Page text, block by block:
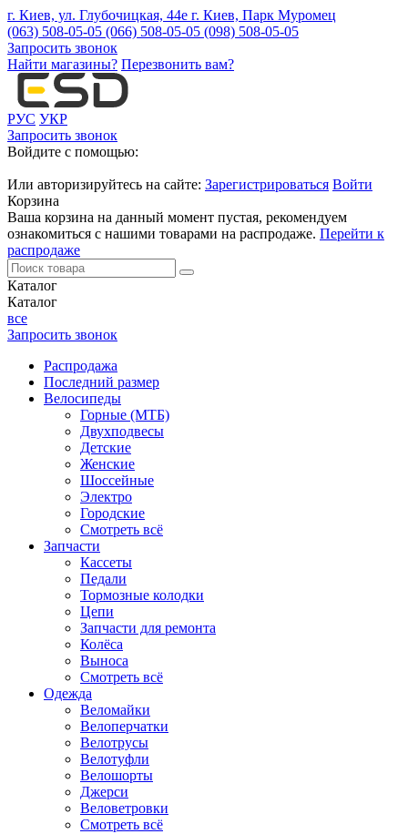
г. Киев, ул. Глубочицкая, 44е г. Киев, Парк Муромец
(063) 508-05-05 (066) 508-05-05 (098) 508-05-05
Запросить звонок
Найти магазины? Перезвонить вам?
РУС УКР
Запросить звонок
Войдите с помощью:
Или авторизируйтесь на сайте: Зарегистрироваться Войти
Корзина
Ваша корзина на данный момент пустая, рекомендуем
ознакомиться с нашими товарами на распродаже. Перейти к
распродаже
Каталог
Каталог
все
Запросить звонок
Распродажа
Последний размер
Велосипеды
Горные (МТБ)
Двухподвесы
Детские
Женские
Шоссейные
Электро
Городские
Смотреть всё
Запчасти
Кассеты
Педали
Тормозные колодки
Цепи
Запчасти для ремонта
Колёса
Выноса
Смотреть всё
Одежда
Веломайки
Велоперчатки
Велотрусы
Велотуфли
Велошорты
Джерси
Веловетровки
Смотреть всё